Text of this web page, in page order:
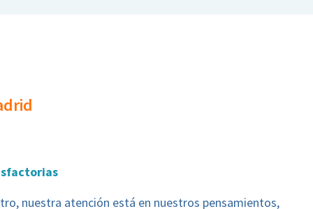
nuestra atención está en nuestros pensamientos,